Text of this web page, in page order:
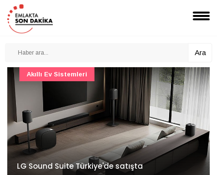
Ara
LG Sound Suite Türkiye'de satışta
Akıllı Ev Sistemleri